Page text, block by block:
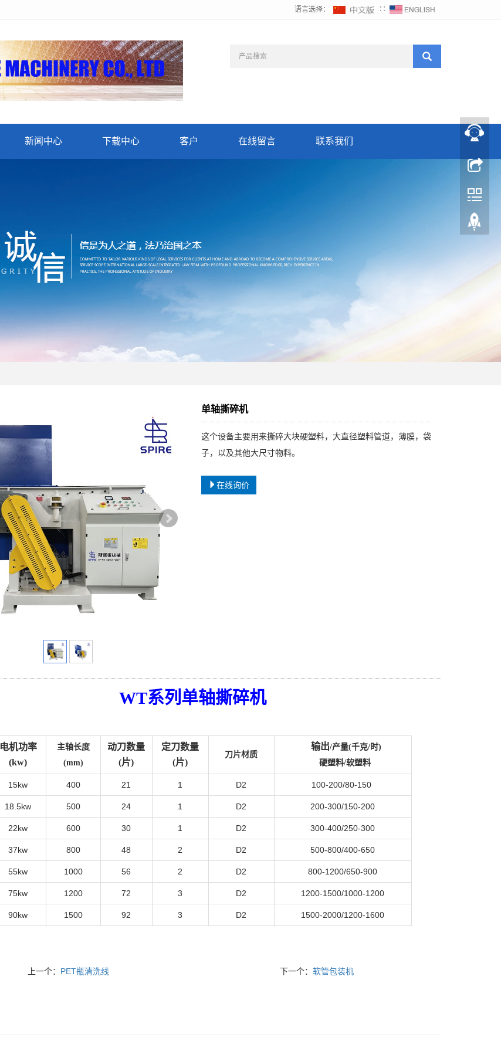
语言选择： ∷
新闻中心 下载中心 客户 在线留言 联系我们
单轴撕碎机
这个设备主要用来撕碎大块硬塑料，大直径塑料管道，薄膜，袋
子，以及其他大尺寸物料。
在线询价
WT系列单轴撕碎机
电机功率
(kw)
主轴长度
(mm)
动刀数量
(片)
定刀数量
(片)
刀片材质
输出/产量(千克/时)
硬塑料/软塑料
15kw 400 21 1 D2 100-200/80-150
18.5kw 500 24 1 D2 200-300/150-200
22kw 600 30 1 D2 300-400/250-300
37kw 800 48 2 D2 500-800/400-650
55kw 1000 56 2 D2 800-1200/650-900
75kw 1200 72 3 D2 1200-1500/1000-1200
90kw 1500 92 3 D2 1500-2000/1200-1600
上一个： PET瓶清洗线 下一个：软管包装机